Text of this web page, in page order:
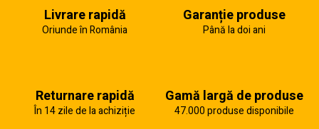
Livrare rapidă
Oriunde în România
Garanție produse
Până la doi ani
Returnare rapidă
În 14 zile de la achiziție
Gamă largă de produse
47.000 produse disponibile